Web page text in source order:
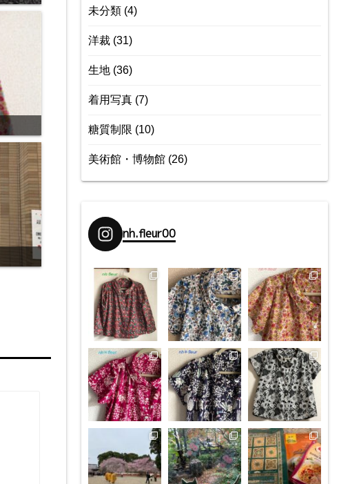
未分類 (4)
洋裁 (31)
生地 (36)
着用写真 (7)
糖質制限 (10)
美術館・博物館 (26)
nh.fleur00